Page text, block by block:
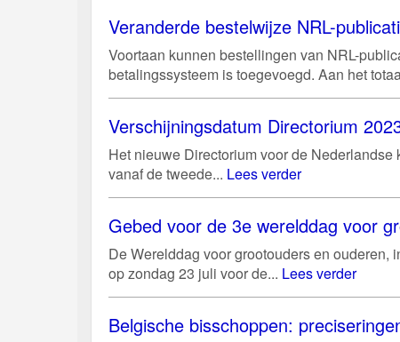
Veranderde bestelwijze NRL-
Voortaan kunnen bestellingen van NRL-
betalingssysteem is toegevoegd. Aan het
Verschijningsdatum Directorium
Het nieuwe Directorium voor de
vanaf de tweede... Lees verder
Gebed voor de 3e werelddag voor
De Werelddag voor grootouders en
op zondag 23 juli voor de... Lees verder
Belgische bisschoppen: